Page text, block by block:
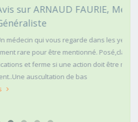
FAURIE, Médecin
qui vous regarde dans les yeux c'est
être mentionné. Posé,clair dans
si une action doit être menée
de bas